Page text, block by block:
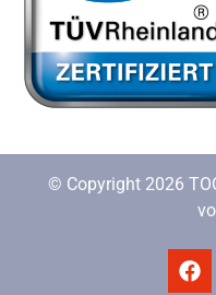
© Copyright 2026